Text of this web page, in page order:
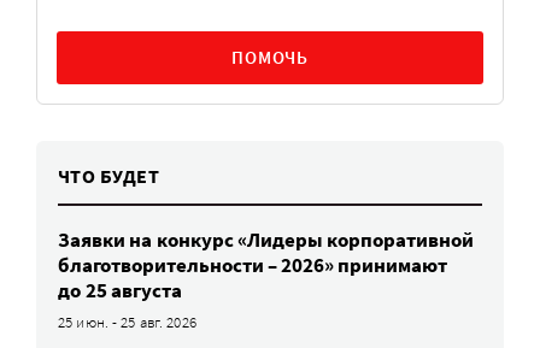
ПОМОЧЬ
ЧТО БУДЕТ
Заявки на конкурс «Лидеры корпоративной
благотворительности – 2026» принимают
до 25 августа
25 июн. - 25 авг. 2026